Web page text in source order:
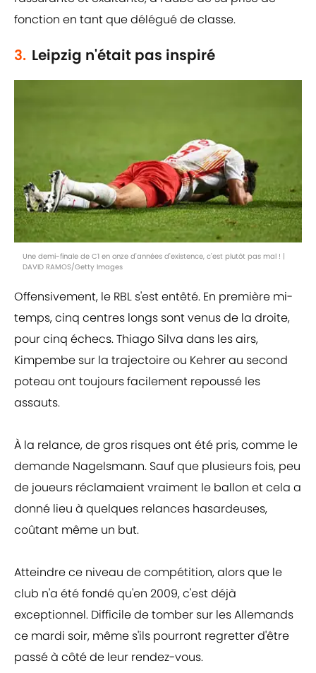
fonction en tant que délégué de classe.
3. Leipzig n'était pas inspiré
Une demi-finale de C1 en onze d'années d'existence, c'est plutôt pas mal ! |
DAVID RAMOS/Getty Images
Offensivement, le RBL s'est entêté. En première mi-
temps, cinq centres longs sont venus de la droite,
pour cinq échecs. Thiago Silva dans les airs,
Kimpembe sur la trajectoire ou Kehrer au second
poteau ont toujours facilement repoussé les
assauts.
À la relance, de gros risques ont été pris, comme le
demande Nagelsmann. Sauf que plusieurs fois, peu
de joueurs réclamaient vraiment le ballon et cela a
donné lieu à quelques relances hasardeuses,
coûtant même un but.
Atteindre ce niveau de compétition, alors que le
club n'a été fondé qu'en 2009, c'est déjà
exceptionnel. Difficile de tomber sur les Allemands
ce mardi soir, même s'ils pourront regretter d'être
passé à côté de leur rendez-vous.